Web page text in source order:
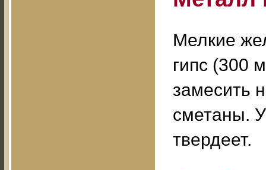
Мелкие
гипс (300
замесить
сметаны.
твердеет.